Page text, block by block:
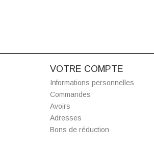
VOTRE COMPTE
Informations personnelles
Commandes
Avoirs
Adresses
Bons de réduction